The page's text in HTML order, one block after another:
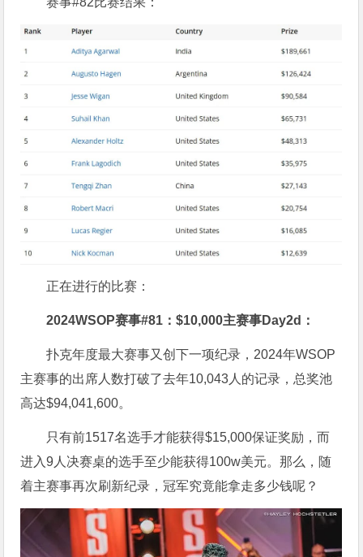
正在进行的比赛：
2024WSOP赛事#81：$10,000主赛事Day2d：
扑克年度最大赛事又创下一项纪录，2024年WSOP
主赛事的出席人数打破了去年10,043人的记录，总奖池
高达$94,041,600。
只有前1517名选手才能获得$15,000保证奖励，而
进入9人决赛桌的选手至少能获得100w美元。那么，随
着主赛事再次刷新纪录，冠军究竟能拿走多少钱呢？